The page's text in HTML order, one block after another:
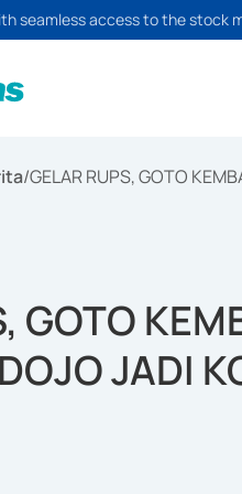
seamless access to the stock
/GELAR RUPS, GOTO
GOTO
JADI